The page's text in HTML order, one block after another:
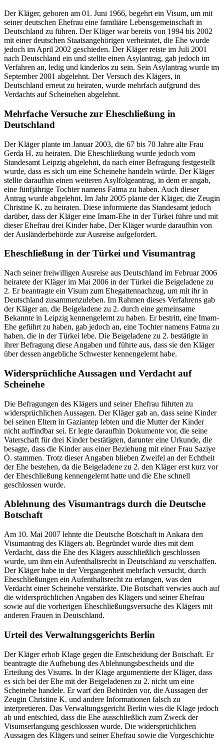
Der Kläger, geboren am 01. Juni 1966, begehrt ein Visum, um mit
seiner deutschen Ehefrau eine familiäre Lebensgemeinschaft in
Deutschland zu führen. Der Kläger war bereits von 1994 bis 2002
mit einer deutschen Staatsangehörigen verheiratet, die Ehe wurde
jedoch im April 2002 geschieden. Der Kläger reiste im Juli 2001
nach Deutschland ein und stellte einen Asylantrag, gab jedoch im
Verfahren an, ledig und kinderlos zu sein. Sein Asylantrag wurde im
September 2001 abgelehnt. Der Versuch des Klägers, in
Deutschland erneut zu heiraten, wurde mehrfach aufgrund des
Verdachts auf Scheinehen abgelehnt.
Mehrfache Versuche zur Eheschließung in
Deutschland
Der Kläger plante im Januar 2003, die 67 bis 70 Jahre alte Frau
Gerda H. zu heiraten. Die Eheschließung wurde jedoch vom
Standesamt Leipzig abgelehnt, da nach einer Befragung festgestellt
wurde, dass es sich um eine Scheinehe handeln würde. Der Kläger
stellte daraufhin einen weiteren Asylfolgeantrag, in dem er angab,
eine fünfjährige Tochter namens Fatma zu haben. Auch dieser
Antrag wurde abgelehnt. Im Jahr 2005 plante der Kläger, die Zeugin
Christine K. zu heiraten. Diese informierte das Standesamt jedoch
darüber, dass der Kläger eine Imam-Ehe in der Türkei führe und mit
dieser Ehefrau drei Kinder habe. Der Kläger wurde daraufhin von
der Ausländerbehörde zur Ausreise aufgefordert.
Eheschließung in der Türkei und Visumantrag
Nach seiner freiwilligen Ausreise aus Deutschland im Februar 2006
heiratete der Kläger im Mai 2006 in der Türkei die Beigeladene zu
2. Er beantragte ein Visum zum Ehegattennachzug, um mit ihr in
Deutschland zusammenzuleben. Im Rahmen dieses Verfahrens gab
der Kläger an, die Beigeladene zu 2. durch eine gemeinsame
Bekannte in Leipzig kennengelernt zu haben. Er bestritt, eine Imam-
Ehe geführt zu haben, gab jedoch an, eine Tochter namens Fatma zu
haben, die in der Türkei lebe. Die Beigeladene zu 2. bestätigte in
ihrer Befragung diese Angaben und führte aus, dass sie den Kläger
über dessen angebliche Schwester kennengelernt habe.
Widersprüchliche Aussagen und Verdacht auf
Scheinehe
Die Befragungen des Klägers und seiner Ehefrau führten zu
widersprüchlichen Aussagen. Der Kläger gab an, dass seine Kinder
bei seinen Eltern in Gaziantep lebten und die Mutter der Kinder
nicht auffindbar sei. Er legte daraufhin Dokumente vor, die seine
Vaterschaft für drei Kinder bestätigten, darunter eine Urkunde, die
besagte, dass die Kinder aus einer Beziehung mit einer Frau Saziye
Ö. stammen. Trotz dieser Angaben blieben Zweifel an der Echtheit
der Ehe bestehen, da die Beigeladene zu 2. den Kläger erst kurz vor
der Eheschließung kennengelernt hatte und die Ehe schnell
geschlossen wurde.
Ablehnung des Visumantrags durch die Deutsche
Botschaft
Am 10. Mai 2007 lehnte die Deutsche Botschaft in Ankara den
Visumantrag des Klägers ab. Begründet wurde dies mit dem
Verdacht, dass die Ehe des Klägers ausschließlich geschlossen
wurde, um ihm ein Aufenthaltsrecht in Deutschland zu verschaffen.
Der Kläger habe in der Vergangenheit mehrfach versucht, durch
Eheschließungen ein Aufenthaltsrecht zu erlangen, was den
Verdacht einer Scheinehe verstärkte. Die Botschaft verwies auch auf
die widersprüchlichen Angaben des Klägers und seiner Ehefrau
sowie auf die vorherigen Eheschließungsversuche des Klägers mit
anderen Frauen in Deutschland.
Urteil des Verwaltungsgerichts Berlin
Der Kläger erhob Klage gegen die Entscheidung der Botschaft. Er
beantragte die Aufhebung des Ablehnungsbescheids und die
Erteilung des Visums. In der Klage argumentierte der Kläger, dass
es sich bei der Ehe mit der Beigeladenen zu 2. nicht um eine
Scheinehe handele. Er warf den Behörden vor, die Aussagen der
Zeugin Christine K. und andere Informationen falsch zu
interpretieren. Das Verwaltungsgericht Berlin wies die Klage jedoch
ab und entschied, dass die Ehe ausschließlich zum Zweck der
Visumserlangung geschlossen wurde. Die widersprüchlichen
Aussagen des Klägers und seiner Ehefrau sowie die Vorgeschichte